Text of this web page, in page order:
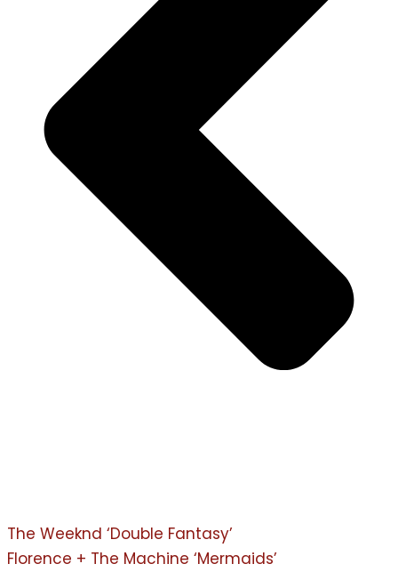
The Weeknd ‘Double Fantasy’
Florence + The Machine ‘Mermaids’